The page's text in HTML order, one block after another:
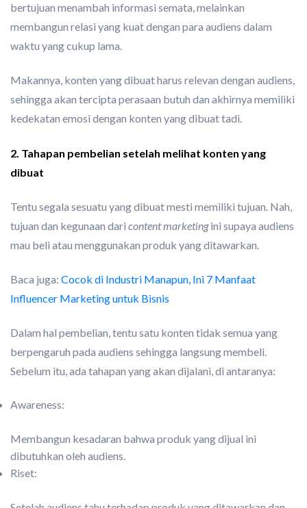
bertujuan menambah informasi semata, melainkan
membangun relasi yang kuat dengan para audiens dalam
waktu yang cukup lama.
Makannya, konten yang dibuat harus relevan dengan audiens,
sehingga akan tercipta perasaan butuh dan akhirnya memiliki
kedekatan emosi dengan konten yang dibuat tadi.
2. Tahapan pembelian setelah melihat konten yang
dibuat
Tentu segala sesuatu yang dibuat mesti memiliki tujuan. Nah,
tujuan dan kegunaan dari content marketingini supaya audiens
mau beli atau menggunakan produk yang ditawarkan.
Baca juga: Cocok di Industri Manapun, Ini 7 Manfaat
Influencer Marketing untuk Bisnis
Dalam hal pembelian, tentu satu konten tidak semua yang
berpengaruh pada audiens sehingga langsung membeli.
Sebelum itu, ada tahapan yang akan dijalani, di antaranya:
Awareness:
Membangun kesadaran bahwa produk yang dijual ini
dibutuhkan oleh audiens.
Riset: